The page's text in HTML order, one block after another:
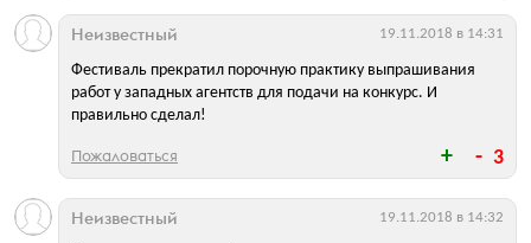
3
Фестиваль прекратил порочную практику выпрашивания
работ у западных агентств для подачи на конкурс. И
правильно сделал!
Неизвестный 19.11.2018 в 14:31
Пожаловаться
Неизвестный 19.11.2018 в 14:32